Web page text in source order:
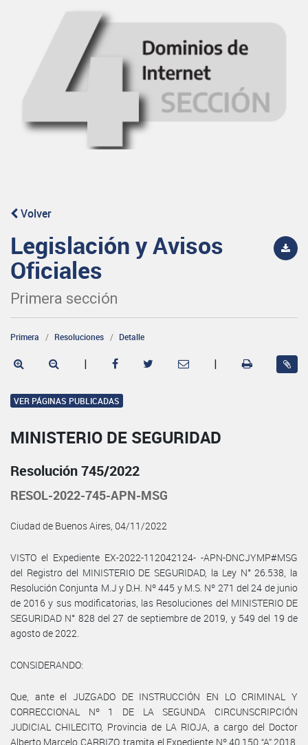
Volver
Legislación y Avisos
Oficiales
Primera sección
Primera Resoluciones Detalle
| |
VER PÁGINAS PUBLICADAS
MINISTERIO DE SEGURIDAD
Resolución 745/2022
RESOL-2022-745-APN-MSG
Ciudad de Buenos Aires, 04/11/2022
VISTO el Expediente EX-2022-112042124- -APN-DNCJYMP#MSG
del Registro del MINISTERIO DE SEGURIDAD, la Ley N° 26.538, la
Resolución Conjunta M.J y D.H. Nº 445 y M.S. Nº 271 del 24 de junio
de 2016 y sus modificatorias, las Resoluciones del MINISTERIO DE
SEGURIDAD N° 828 del 27 de septiembre de 2019, y 549 del 19 de
agosto de 2022.
CONSIDERANDO:
Que, ante el JUZGADO DE INSTRUCCIÓN EN LO CRIMINAL Y
CORRECCIONAL Nº 1 DE LA SEGUNDA CIRCUNSCRIPCIÓN
JUDICIAL CHILECITO, Provincia de LA RIOJA, a cargo del Doctor
Alberto Marcelo CARRIZO, tramita el Expediente Nº 40.150 “A” 2018,